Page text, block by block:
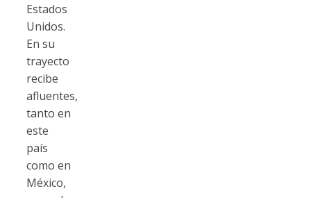
Estados
Unidos.
En su
trayecto
recibe
afluentes,
tanto en
este
país
como en
México,